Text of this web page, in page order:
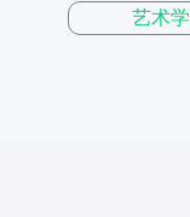
艺术学